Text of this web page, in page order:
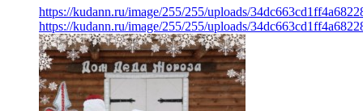
https://kudann.ru/image/255/255/uploads/
https://kudann.ru/image/255/255/uploads/